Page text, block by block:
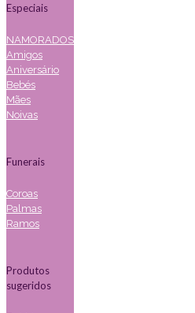
Especiais
NAMORADOS
Amigos
Aniversário
Bebés
Mães
Noivas
Funerais
Coroas
Palmas
Ramos
Produtos
sugeridos